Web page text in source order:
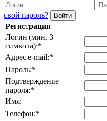
свой пароль?
Регистрация
Логин (мин. 3
символа):*
Адрес e-mail:*
Пароль:*
Подтверждение
пароля:*
Имя:
Телефон:*